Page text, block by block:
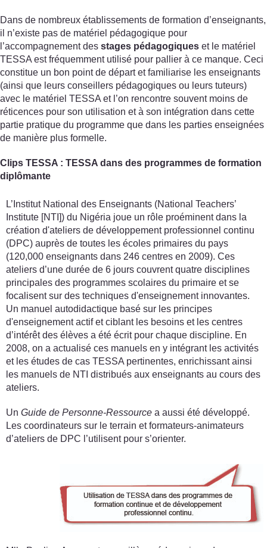
Dans de nombreux établissements de formation d’enseignants,
il n’existe pas de matériel pédagogique pour
l’accompagnement des stages pédagogiques et le matériel
TESSA est fréquemment utilisé pour pallier à ce manque. Ceci
constitue un bon point de départ et familiarise les enseignants
(ainsi que leurs conseillers pédagogiques ou leurs tuteurs)
avec le matériel TESSA et l’on rencontre souvent moins de
réticences pour son utilisation et à son intégration dans cette
partie pratique du programme que dans les parties enseignées
de manière plus formelle.
Clips TESSA : TESSA dans des programmes de formation
diplômante
L’Institut National des Enseignants (National Teachers’
Institute [NTI]) du Nigéria joue un rôle proéminent dans la
création d'ateliers de développement professionnel continu
(DPC) auprès de toutes les écoles primaires du pays
(120,000 enseignants dans 246 centres en 2009). Ces
ateliers d’une durée de 6 jours couvrent quatre disciplines
principales des programmes scolaires du primaire et se
focalisent sur des techniques d'enseignement innovantes.
Un manuel autodidactique basé sur les principes
d'enseignement actif et ciblant les besoins et les centres
d’intérêt des élèves a été écrit pour chaque discipline. En
2008, on a actualisé ces manuels en y intégrant les activités
et les études de cas TESSA pertinentes, enrichissant ainsi
les manuels de NTI distribués aux enseignants au cours des
ateliers.
Un Guide de Personne-Ressource a aussi été développé.
Les coordinateurs sur le terrain et formateurs-animateurs
d’ateliers de DPC l’utilisent pour s’orienter.